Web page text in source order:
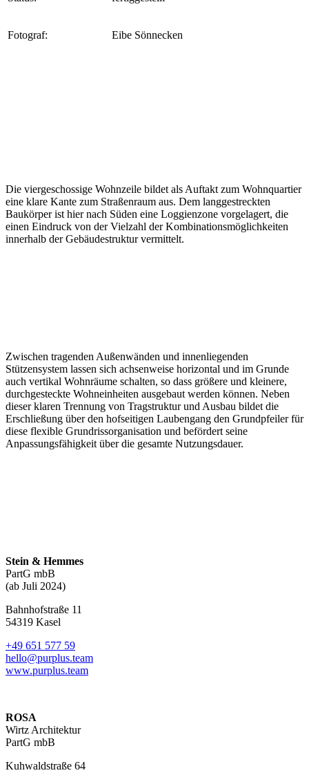
Fotograf: Eibe Sönnecken
Die viergeschossige Wohnzeile bildet als Auftakt zum Wohnquartier
eine klare Kante zum Straßenraum aus. Dem langgestreckten
Baukörper ist hier nach Süden eine Loggienzone vorgelagert, die
einen Eindruck von der Vielzahl der Kombinationsmöglichkeiten
innerhalb der Gebäudestruktur vermittelt.
Zwischen tragenden Außenwänden und innenliegenden
Stützensystem lassen sich achsenweise horizontal und im Grunde
auch vertikal Wohnräume schalten, so dass größere und kleinere,
durchgesteckte Wohneinheiten ausgebaut werden können. Neben
dieser klaren Trennung von Tragstruktur und Ausbau bildet die
Erschließung über den hofseitigen Laubengang den Grundpfeiler für
diese flexible Grundrissorganisation und befördert seine
Anpassungsfähigkeit über die gesamte Nutzungsdauer.
Stein & Hemmes
PartG mbB
(ab Juli 2024)
Bahnhofstraße 11
54319 Kasel
+49 651 577 59
hello@purplus.team
www.purplus.team
ROSA
Wirtz Architektur
PartG mbB
Kuhwaldstraße 64